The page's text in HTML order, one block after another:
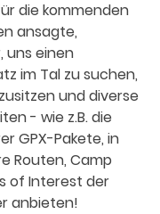
die kommenden
ansagte,
uns einen
im Tal zu suchen,
und diverse
- wie z.B. die
GPX-Pakete, in
Routen, Camp
of Interest der
anbieten!